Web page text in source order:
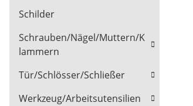
Schilder
Schrauben/Nägel/Muttern/K
lammern
Tür/Schlösser/Schließer
Werkzeug/Arbeitsutensilien